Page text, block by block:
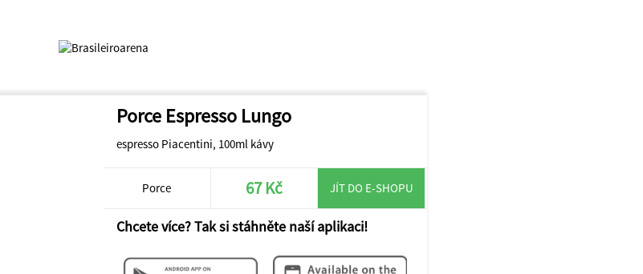
Porce Espresso Lungo
espresso Piacentini, 100ml kávy
Porce 67 Kč JÍT DO E-SHOPU
Chcete více? Tak si stáhněte naší aplikaci!